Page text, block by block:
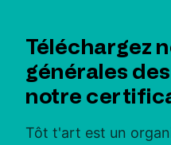
Téléchargez
générales
notre
Tôt t'art est un